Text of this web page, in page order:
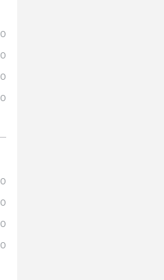
0
0
0
0
0
0
0
0